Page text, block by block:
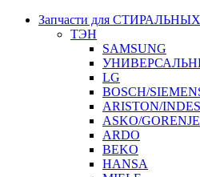
Запчасти для
ТЭН
SAMSUNG
LG
BOSCH/
ARISTON/
ASKO/GORENJE
ARDO
BEKO
HANSA